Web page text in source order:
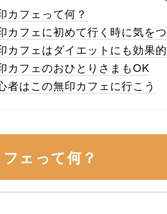
カフェって何？
カフェに初めて行く時に気を
カフェはダイエットにも効果的
カフェのおひとりさまもOK
者はこの無印カフェに行こう
ェって何？